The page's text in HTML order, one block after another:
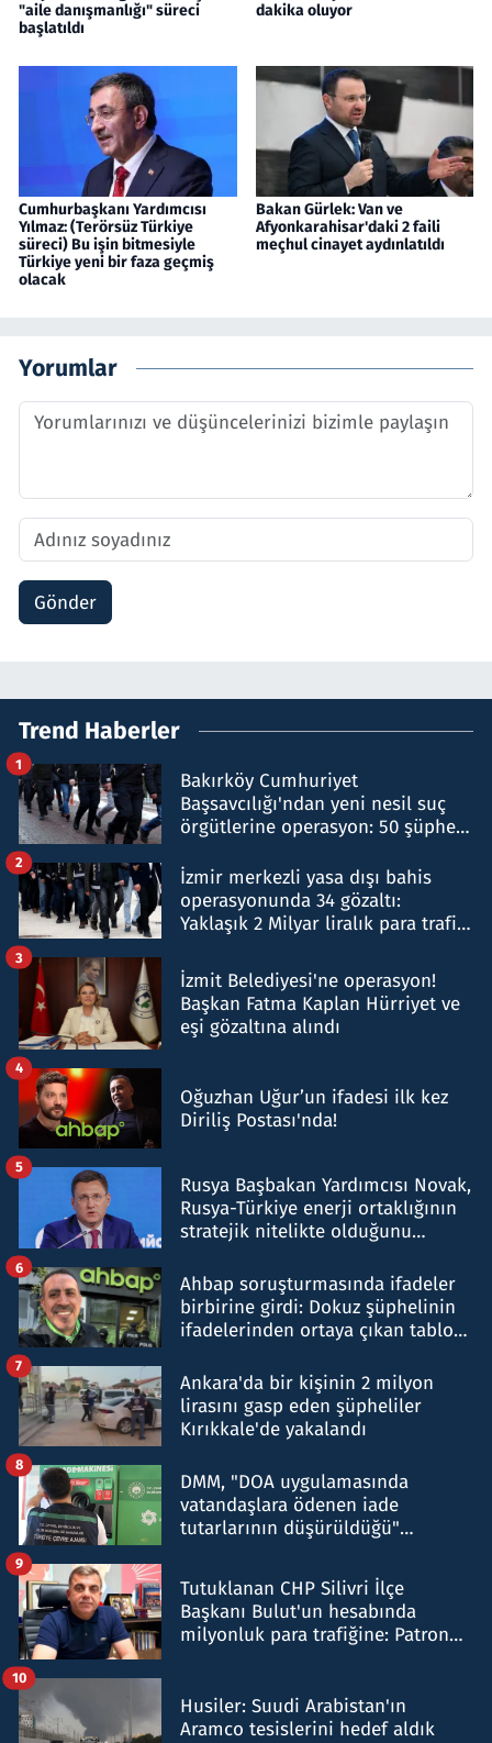
"aile danışmanlığı" süreci
başlatıldı
dakika oluyor
Cumhurbaşkanı Yardımcısı
Yılmaz: (Terörsüz Türkiye
süreci) Bu işin bitmesiyle
Türkiye yeni bir faza geçmiş
olacak
Bakan Gürlek: Van ve
Afyonkarahisar'daki 2 faili
meçhul cinayet aydınlatıldı
Yorumlar
Gönder
Trend Haberler
Bakırköy Cumhuriyet
Başsavcılığı'ndan yeni nesil suç
örgütlerine operasyon: 50 şüpheli
1
İzmir merkezli yasa dışı bahis
operasyonunda 34 gözaltı:
Yaklaşık 2 Milyar liralık para trafiği
2
İzmit Belediyesi'ne operasyon!
Başkan Fatma Kaplan Hürriyet ve
eşi gözaltına alındı
3
Oğuzhan Uğur’un ifadesi ilk kez
Diriliş Postası'nda!
4
Rusya Başbakan Yardımcısı Novak,
Rusya-Türkiye enerji ortaklığının
stratejik nitelikte olduğunu
5
Ahbap soruşturmasında ifadeler
birbirine girdi: Dokuz şüphelinin
ifadelerinden ortaya çıkan tablo
6
Ankara'da bir kişinin 2 milyon
lirasını gasp eden şüpheliler
Kırıkkale'de yakalandı
7
DMM, "DOA uygulamasında
vatandaşlara ödenen iade
tutarlarının düşürüldüğü"
8
Tutuklanan CHP Silivri İlçe
Başkanı Bulut'un hesabında
milyonluk para trafiğine: Patron
9
Husiler: Suudi Arabistan'ın
Aramco tesislerini hedef aldık
10